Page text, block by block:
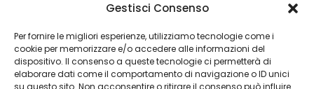
Gestisci Consenso
Per fornire le migliori esperienze, utilizziamo tecnologie come i
cookie per memorizzare e/o accedere alle informazioni del
dispositivo. Il consenso a queste tecnologie ci permetterà di
elaborare dati come il comportamento di navigazione o ID unici
su questo sito. Non acconsentire o ritirare il consenso può influire
Cookie Policy
Risorse Aggiuntive